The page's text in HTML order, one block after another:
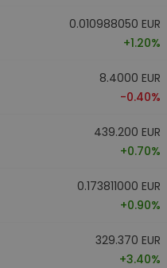
0.010988050 EUR
+1.20%
8.4000 EUR
-0.40%
439.200 EUR
+0.70%
0.173811000 EUR
+0.90%
329.370 EUR
+3.40%